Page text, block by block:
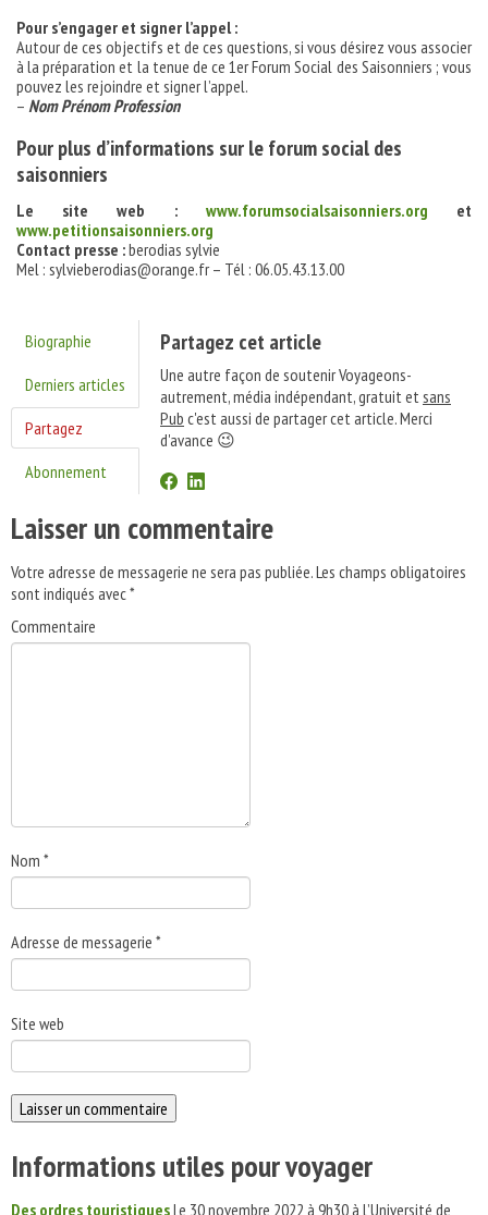
Pour s’engager et signer l’appel :
Autour de ces objectifs et de ces questions, si vous désirez vous associer
à la préparation et la tenue de ce 1er Forum Social des Saisonniers ; vous
pouvez les rejoindre et signer l’appel.
– Nom Prénom Profession
Pour plus d’informations sur le forum social des
saisonniers
Le site web : www.forumsocialsaisonniers.org
et
www.petitionsaisonniers.org
Contact presse :berodias sylvie
Mel : sylvieberodias@orange.fr – Tél : 06.05.43.13.00
Biographie
Derniers articles
Partagez
Abonnement
Partagez cet article
Une autre façon de soutenir Voyageons-
autrement, média indépendant, gratuit etsans
Pub c'est aussi de partager cet article. Merci
d'avance 😉
Laisser un commentaire
Votre adresse de messagerie ne sera pas publiée.Les champs obligatoires
sont indiqués avec*
Commentaire
Nom *
Adresse de messagerie *
Site web
Informations utiles pour voyager
Des ordres touristiquesLe 30 novembre 2022 à 9h30 à l’Université de